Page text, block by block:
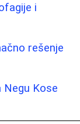
i
rešenje
Negu Kose